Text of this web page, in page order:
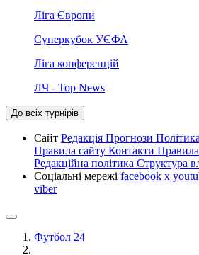
Ліга Європи
Суперкубок УЄФА
Ліга конференцій
ЛЧ - Top News
До всіх турнірів
Сайт Редакція Прогнози
Правила сайту Контакти
Редакційна політика Структура
Соціальні мережі facebook x
viber
Футбол 24